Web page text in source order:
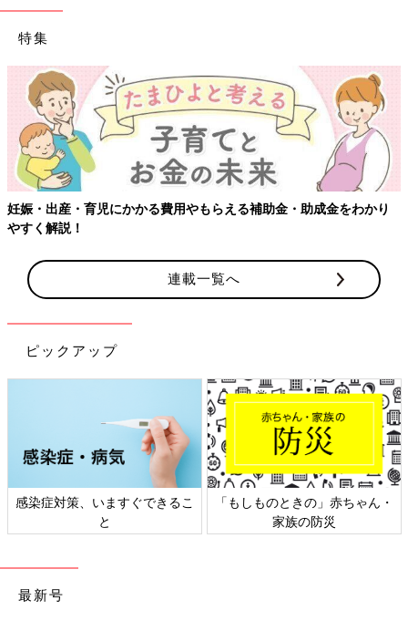
特集
助成金をわかり
【ワクチン接種できるものも】妊婦の感染症対
連載一覧へ
ピックアップ
のときの」赤ちゃん・
日本外来小児科学会リーフレッ
六星占
最新号